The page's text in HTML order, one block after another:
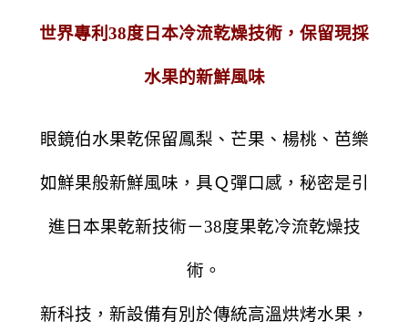
世界專利38度日本冷流乾燥技術，保留現採
水果的新鮮風味
眼鏡伯水果乾保留鳳梨、芒果、楊桃、芭樂
如鮮果般新鮮風味，具Ｑ彈口感，秘密是引
進日本果乾新技術－38度果乾冷流乾燥技
術。
新科技，新設備有別於傳統高溫烘烤水果，